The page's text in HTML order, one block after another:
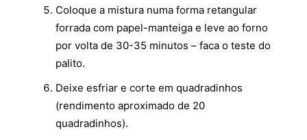
Coloque a mistura numa forma retangular
forrada com papel-manteiga e leve ao forno
por volta de 30-35 minutos – faca o teste do
palito.
Deixe esfriar e corte em quadradinhos
(rendimento aproximado de 20
quadradinhos).